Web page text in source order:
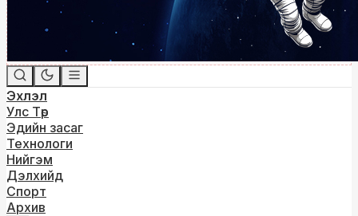
Эхлэл
Улс Төр
Эдийн засаг
Технологи
Нийгэм
Дэлхийд
Спорт
Архив